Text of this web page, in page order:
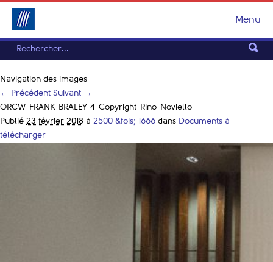
Menu
Navigation des images
← Précédent Suivant →
ORCW-FRANK-BRALEY-4-Copyright-Rino-Noviello
Publié 23 février 2018 à 2500 &fois; 1666 dans Documents à
télécharger